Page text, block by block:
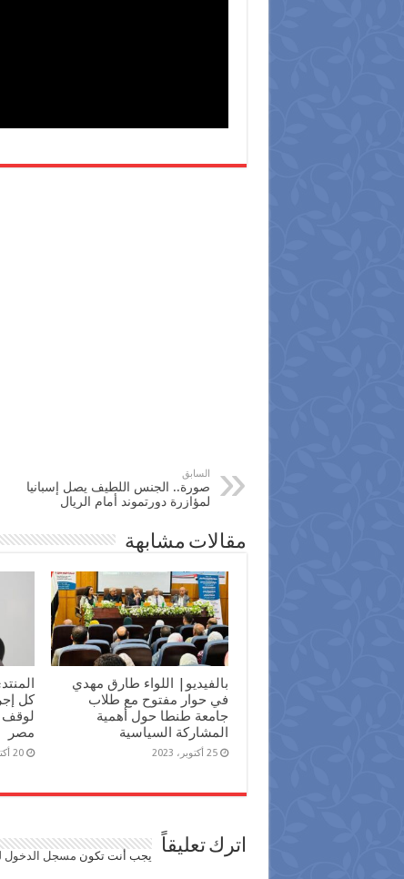
السابق
صورة.. الجنس اللطيف يصل إسبانيا
لمؤازرة دورتموند أمام الريال
مقالات مشابهة
بالفيديو| اللواء طارق مهدي
في حوار مفتوح مع طلاب
جامعة طنطا حول أهمية
المشاركة السياسية
25 أكتوبر، 2023
كل
لوقف
مصر
20 أكتوبر، 2023
اترك تعليقاً يجب أنت تكون مسجل الدخول